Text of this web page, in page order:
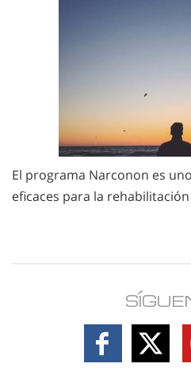
El programa Narconon es
eficaces para la
Follow
on
Follow
on